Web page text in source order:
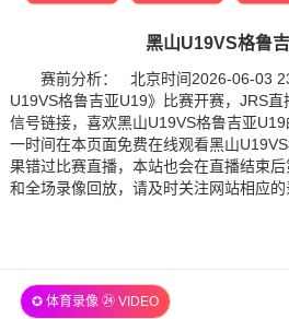
黑山U19VS格鲁
赛前分析： 北京时间2026-06-03
U19VS格鲁吉亚U19》比赛开赛，JRS
信号链接，喜欢黑山U19VS格鲁吉亚
一时间在本页面免费在线观看黑山
果错过比赛直播，本站也会在直播结束
和全场录像回放，请及时关注网站相应的
✪ 体育录像 ㉔ VIDEO